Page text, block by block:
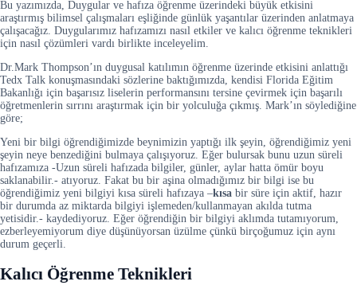
Bu yazımızda, Duygular ve hafıza öğrenme üzerindeki büyük etkisini
araştırmış bilimsel çalışmaları eşliğinde günlük yaşantılar üzerinden anlatmaya
çalışacağız. Duygularımız hafızamızı nasıl etkiler ve kalıcı öğrenme teknikleri
için nasıl çözümleri vardı birlikte inceleyelim.
Dr.Mark Thompson’ın duygusal katılımın öğrenme üzerinde etkisini anlattığı
Tedx Talk konuşmasındaki sözlerine baktığımızda, kendisi Florida Eğitim
Bakanlığı için başarısız liselerin performansını tersine çevirmek için başarılı
öğretmenlerin sırrını araştırmak için bir yolculuğa çıkmış. Mark’ın söylediğine
göre;
Yeni bir bilgi öğrendiğimizde beynimizin yaptığı ilk şeyin, öğrendiğimiz yeni
şeyin neye benzediğini bulmaya çalışıyoruz. Eğer bulursak bunu uzun süreli
hafızamıza -Uzun süreli hafızada bilgiler, günler, aylar hatta ömür boyu
saklanabilir.- atıyoruz. Fakat bu bir aşina olmadığımız bir bilgi ise bu
öğrendiğimiz yeni bilgiyi kısa süreli hafızaya –kısa bir süre için aktif, hazır
bir durumda az miktarda bilgiyi işlemeden/kullanmayan akılda tutma
yetisidir.- kaydediyoruz. Eğer öğrendiğin bir bilgiyi aklımda tutamıyorum,
ezberleyemiyorum diye düşünüyorsan üzülme çünkü birçoğumuz için aynı
durum geçerli.
Kalıcı Öğrenme Teknikleri